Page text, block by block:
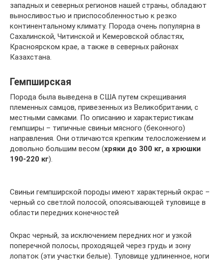
западных и северных регионов нашей страны, обладают
выносливостью и приспособленностью к резко
континентальному климату. Порода очень популярна в
Сахалинской, Читинской и Кемеровской областях,
Красноярском крае, а также в северных районах
Казахстана.
Гемпширская
Порода была выведена в США путем скрещивания
племенных самцов, привезенных из Великобритании, с
местными самками. По описанию и характеристикам
гемпширы – типичные свиньи мясного (беконного)
направления. Они отличаются крепким телосложением и
довольно большим весом (хряки до 300 кг, а хрюшки
190-220 кг).
Свиньи гемпширской породы имеют характерный окрас –
черный со светлой полосой, опоясывающей туловище в
области передних конечностей
Окрас черный, за исключением передних ног и узкой
поперечной полосы, проходящей через грудь и зону
лопаток (эти участки белые). Туловище удлиненное, ноги